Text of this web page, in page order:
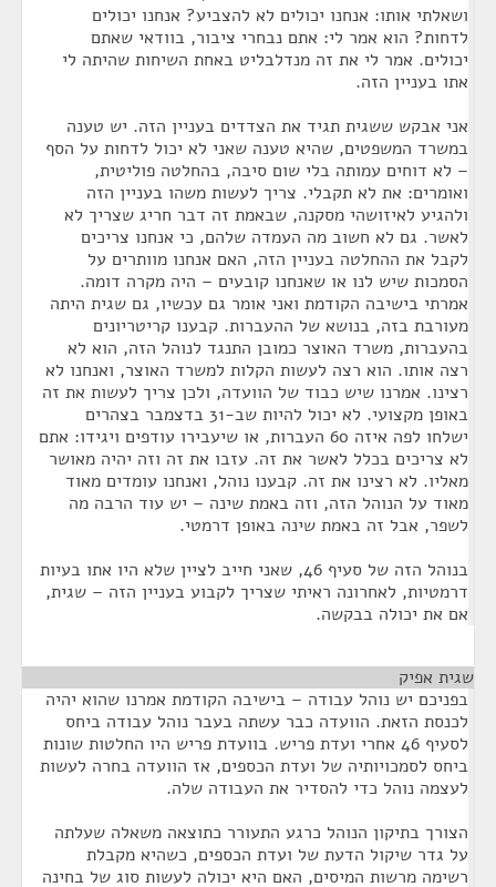
ושאלתי אותו: אנחנו יכולים לא להצביע? אנחנו יכולים
לדחות? הוא אמר לי: אתם נבחרי ציבור, בוודאי שאתם
יכולים. אמר לי את זה מנדלבליט באחת השיחות שהיתה לי
אתו בעניין הזה.
אני אבקש ששגית תגיד את הצדדים בעניין הזה. יש טענה
במשרד המשפטים, שהיא טענה שאני לא יכול לדחות על הסף
– לא דוחים עמותה בלי שום סיבה, בהחלטה פוליטית,
ואומרים: את לא תקבלי. צריך לעשות משהו בעניין הזה
ולהגיע לאיזושהי מסקנה, שבאמת זה דבר חריג שצריך לא
לאשר. גם לא חשוב מה העמדה שלהם, כי אנחנו צריכים
לקבל את ההחלטה בעניין הזה, האם אנחנו מוותרים על
הסמכות שיש לנו או שאנחנו קובעים – היה מקרה דומה.
אמרתי בישיבה הקודמת ואני אומר גם עכשיו, גם שגית היתה
מעורבת בזה, בנושא של ההעברות. קבענו קריטריונים
בהעברות, משרד האוצר כמובן התנגד לנוהל הזה, הוא לא
רצה אותו. הוא רצה לעשות הקלות למשרד האוצר, ואנחנו לא
רצינו. אמרנו שיש כבוד של הוועדה, ולכן צריך לעשות את זה
באופן מקצועי. לא יכול להיות שב-31 בדצמבר בצהרים
ישלחו לפה איזה 60 העברות, או שיעבירו עודפים ויגידו: אתם
לא צריכים בכלל לאשר את זה. עזבו את זה וזה יהיה מאושר
מאליו. לא רצינו את זה. קבענו נוהל, ואנחנו עומדים מאוד
מאוד על הנוהל הזה, וזה באמת שינה – יש עוד הרבה מה
לשפר, אבל זה באמת שינה באופן דרמטי.
בנוהל הזה של סעיף 46, שאני חייב לציין שלא היו אתו בעיות
דרמטיות, לאחרונה ראיתי שצריך לקבוע בעניין הזה – שגית,
אם את יכולה בבקשה.
שגית אפיק
בפניכם יש נוהל עבודה – בישיבה הקודמת אמרנו שהוא יהיה
לכנסת הזאת. הוועדה כבר עשתה בעבר נוהל עבודה ביחס
לסעיף 46 אחרי ועדת פריש. בוועדת פריש היו החלטות שונות
ביחס לסמכויותיה של ועדת הכספים, אז הוועדה בחרה לעשות
לעצמה נוהל כדי להסדיר את העבודה שלה.
הצורך בתיקון הנוהל כרגע התעורר כתוצאה משאלה שעלתה
על גדר שיקול הדעת של ועדת הכספים, כשהיא מקבלת
רשימה מרשות המיסים, האם היא יכולה לעשות סוג של בחינה